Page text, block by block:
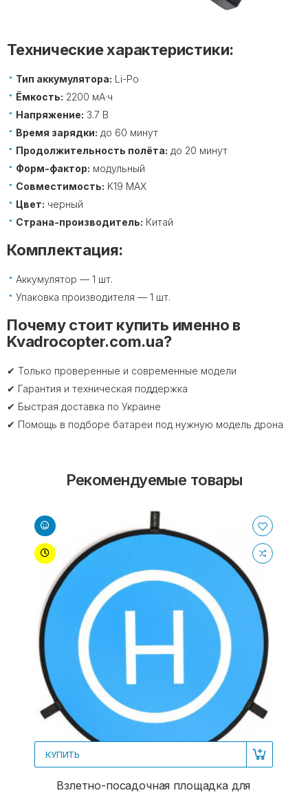
Технические характеристики:
Тип аккумулятора: Li-Po
Ёмкость: 2200 мА·ч
Напряжение: 3.7 В
Время зарядки: до 60 минут
Продолжительность полёта: до 20 минут
Форм-фактор: модульный
Совместимость: K19 MAX
Цвет: черный
Страна-производитель: Китай
Комплектация:
Аккумулятор — 1 шт.
Упаковка производителя — 1 шт.
Почему стоит купить именно в
Kvadrocopter.com.ua?
✔ Только проверенные и современные модели
✔ Гарантия и техническая поддержка
✔ Быстрая доставка по Украине
✔ Помощь в подборе батареи под нужную модель дрона
Рекомендуемые товары
КУПИТЬ
Взлетно-посадочная площадка для